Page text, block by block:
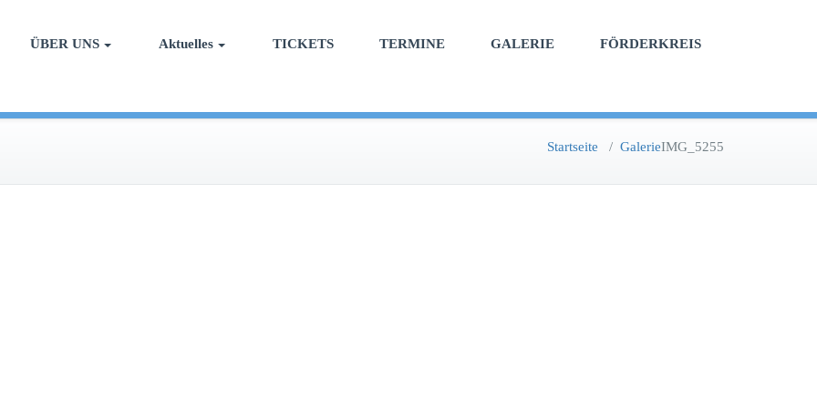
ÜBER UNS Aktuelles TICKETS TERMINE GALERIE FÖRDERKREIS
Startseite / GalerieIMG_5255